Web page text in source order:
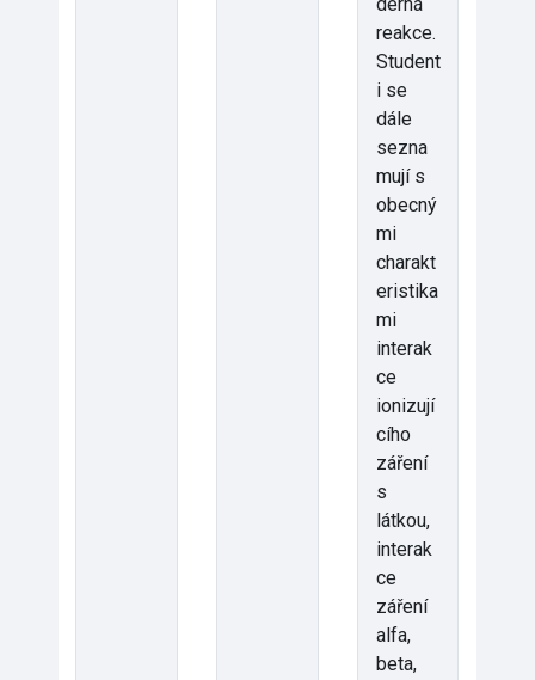
reakce.
Student
i se
dále
sezna
mují s
obecný
mi
charakt
eristika
mi
interak
ce
ionizují
cího
záření
s
látkou,
interak
ce
záření
alfa,
beta,